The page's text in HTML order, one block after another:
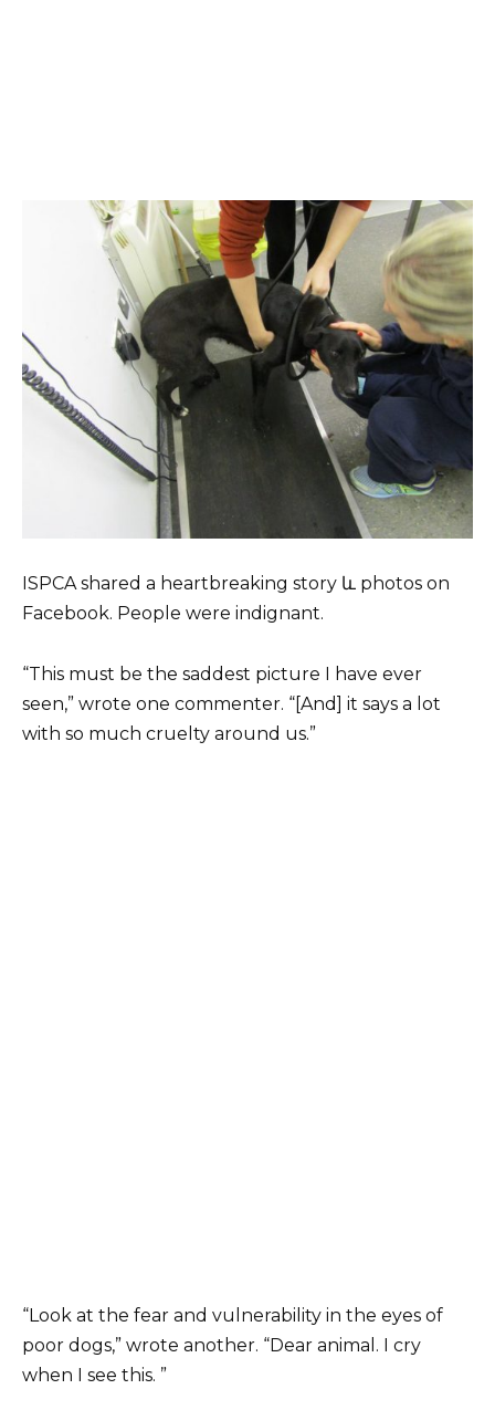
ISPCA shared a heartbreaking story և photos on
Facebook. People were indignant.
“This must be the saddest picture I have ever
seen,” wrote one commenter. “[And] it says a lot
with so much cruelty around us.”
“Look at the fear and vulnerability in the eyes of
poor dogs,” wrote another. “Dear animal. I cry
when I see this. ”